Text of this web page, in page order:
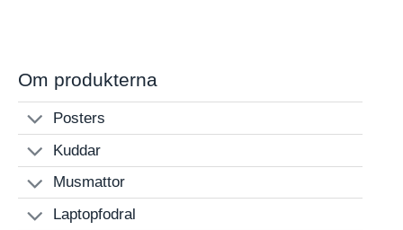
Om produkterna
Posters
Kuddar
Musmattor
Laptopfodral